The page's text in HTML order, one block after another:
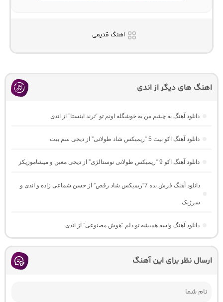
اهنگ قدیمی
اهنگ های دیگر از اندی
دانلود آهنگ به چشم من یه خوشگله اونم تو “ترند اینستا” از اندی
دانلود آهنگ اکو بیت 5 “ریمیکس شاد طولانی” از دیجی سم بیت
دانلود آهنگ اکو 9 “ریمیکس طولانی نوستالژی” از دیجی معین و میشاموزیکز
دانلود آهنگ قرش بده 7″ریمیکس شاد رقص” از حسن شماعی زاده و اندی و
سرژیک
دانلود آهنگ واسه همیشه تو دلم “هوش مصنوعی” از اندی
ارسال نظر برای این آهنگ